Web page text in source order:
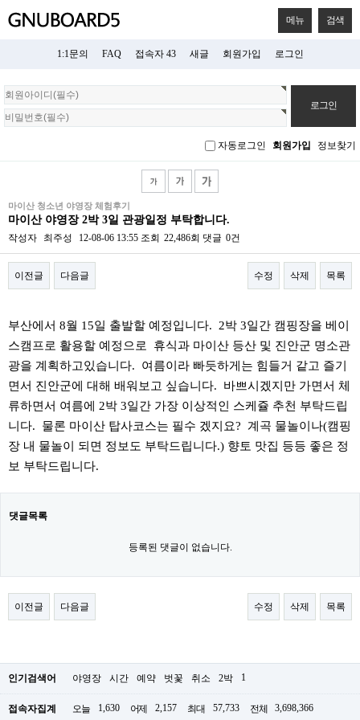
메뉴 검색
1:1문의 FAQ 접속자 43 새글 회원가입 로그인
회
원
로
자동로그인 회원가입 정보찾기
마이산 청소년 야영장 체험후기
마이산 야영장 2박 3일 관광일정 부탁합니다.
작성자 최주성 12-08-06 13:55 조회 22,486회 댓글 0건
이전글 다음글 수정 삭제 목록
부산에서 8월 15일 출발할 예정입니다. 2박 3일간 캠핑장을 베이
스캠프로 활용할 예정으로 휴식과 마이산 등산 및 진안군 명소관
광을 계획하고있습니다. 여름이라 빠듯하게는 힘들거 같고 즐기
면서 진안군에 대해 배워보고 싶습니다. 바쁘시겠지만 가면서 체
류하면서 여름에 2박 3일간 가장 이상적인 스케쥴 추천 부탁드립
니다. 물론 마이산 탑사코스는 필수 겠지요? 계곡 물놀이나(캠핑
장 내 물놀이 되면 정보도 부탁드립니다.) 향토 맛집 등등 좋은 정
보 부탁드립니다.
댓글목록
등록된 댓글이 없습니다.
이전글 다음글 수정 삭제 목록
인기검색어 야영장 시간 예약 벗꽃 취소 2박 1
접속자집계 오늘 1,630 어제 2,157 최대 57,733 전체 3,698,366